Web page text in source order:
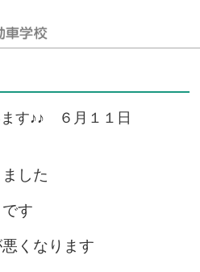
す♪♪ ６月１１日
した
す
くなります